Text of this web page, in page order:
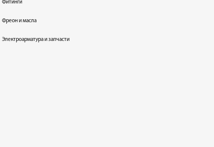
Фитинги
Фреон и масла
Электроарматура и запчасти